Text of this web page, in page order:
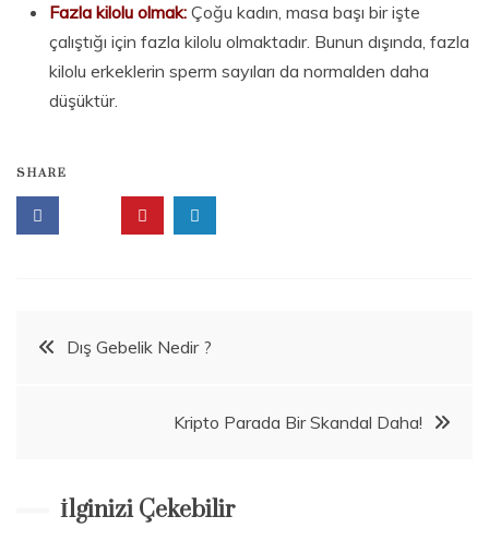
Fazla kilolu olmak: Çoğu kadın, masa başı bir işte
çalıştığı için fazla kilolu olmaktadır. Bunun dışında, fazla
kilolu erkeklerin sperm sayıları da normalden daha
düşüktür.
S
a
SHARE
Beitragsnavigation
Dış Gebelik Nedir ?
Kripto Parada Bir Skandal Daha!
İlginizi Çekebilir